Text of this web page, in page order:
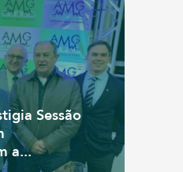
Sessão
a...